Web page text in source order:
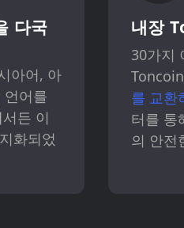
다국
아어, 아
언어를
든 이
화되었
내장
30가지
를 교환
터를 통
의 안전